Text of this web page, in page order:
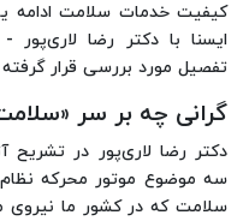
کیفیت خدمات سلامت ادامه
ایسنا با دکتر رضا
تفصیل مورد بررسی قرار
گرانی چه بر سر
دکتر رضا لاری‌پور در تشریح
سه موضوع موتور محرکه نظام
سلامت که در کشور ما نیروی